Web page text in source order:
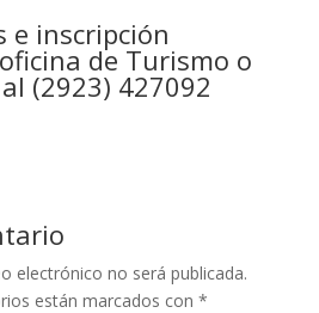
e inscripción
de Turismo o
(2923) 427092
electrónico no será publicada.
están marcados con *